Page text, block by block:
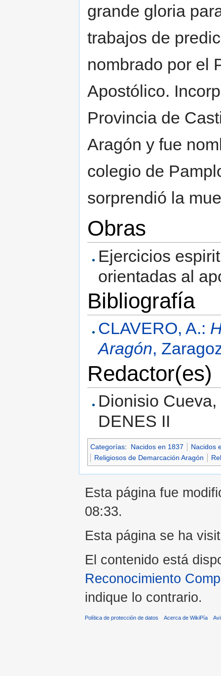
grande gloria
trabajos de
nombrado por el
Apostólico.
Provincia de
Aragón y fue
colegio de
sorprendió la
Obras
Ejercicios
orientadas al
Bibliografía
CLAVERO, A.:
Aragón,
Redactor(es)
Dionisio
DENES II
Categorías: Nacidos en 1837
Nacidos
Religiosos de Demarcación Aragón
Esta página fue
08:33.
Esta página se ha
El contenido está
Reconocimiento
indique lo contrario.
Política de protección de datos Acerca de WikiPía